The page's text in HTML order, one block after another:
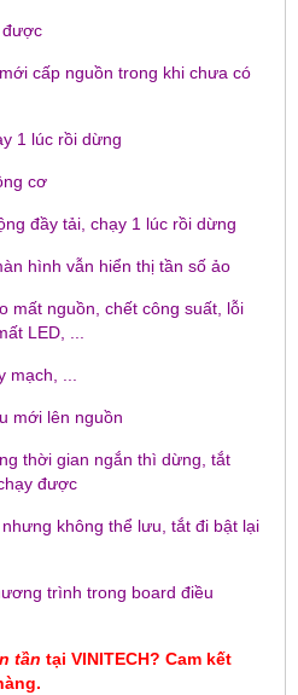
được
cấp nguồn trong khi chưa có
1 lúc rồi dừng
cơ
đầy tải, chạy 1 lúc rồi dừng
hình vẫn hiển thị tần số ảo
mất nguồn, chết công suất, lỗi
LED, ...
mạch, ...
mới lên nguồn
thời gian ngắn thì dừng, tắt
được
không thể lưu, tắt đi bật lại
trình trong board điều
tần tại VINITECH? Cam kết